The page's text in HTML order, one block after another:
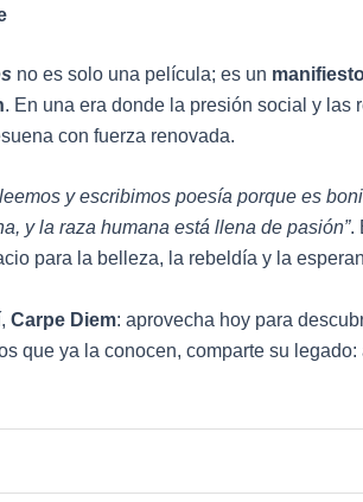
no es solo una película; es un
. En una era donde la presión social y
con fuerza renovada.
leemos y escribimos poesía porque es
y la raza humana está llena de pasión”.
para la belleza, la rebeldía y la
Carpe Diem: aprovecha hoy para
que ya la conocen, comparte su